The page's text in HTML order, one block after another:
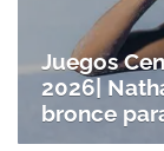
Juegos
2026|
bronce